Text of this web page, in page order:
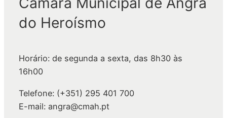
do Heroísmo
Horário: de segunda a sexta, das 8h30 às
16h00
Telefone: (+351) 295 401 700
E-mail: angra@cmah.pt